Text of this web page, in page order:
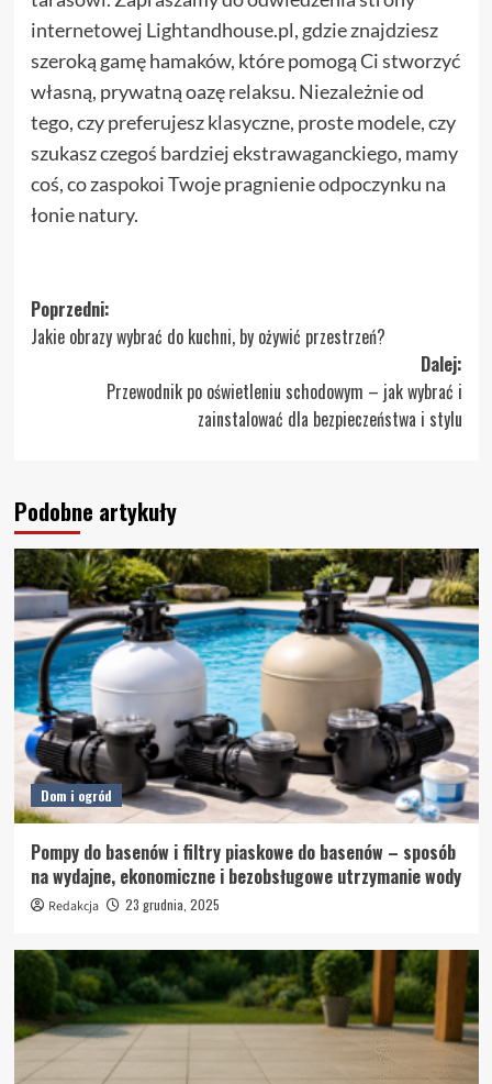
internetowej Lightandhouse.pl, gdzie znajdziesz
szeroką gamę hamaków, które pomogą Ci stworzyć
własną, prywatną oazę relaksu. Niezależnie od
tego, czy preferujesz klasyczne, proste modele, czy
szukasz czegoś bardziej ekstrawaganckiego, mamy
coś, co zaspokoi Twoje pragnienie odpoczynku na
łonie natury.
Zobacz
wpisy
Poprzedni:
Jakie obrazy wybrać do kuchni, by ożywić przestrzeń?
Dalej:
Przewodnik po oświetleniu schodowym – jak wybrać i
zainstalować dla bezpieczeństwa i stylu
Podobne artykuły
Dom i ogród
Pompy do basenów i filtry piaskowe do basenów – sposób
na wydajne, ekonomiczne i bezobsługowe utrzymanie wody
Redakcja 23 grudnia, 2025